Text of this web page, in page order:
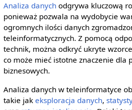
Analiza danychodgrywa kluczową
ponieważ pozwala na wydobycie
ogromnych ilości danych
teleinformatycznych. Z pomocą
technik, można odkryć ukryte
co może mieć istotne znaczenie dla
biznesowych.
Analiza danych w teleinformatyce
takie jak eksploracja danych,